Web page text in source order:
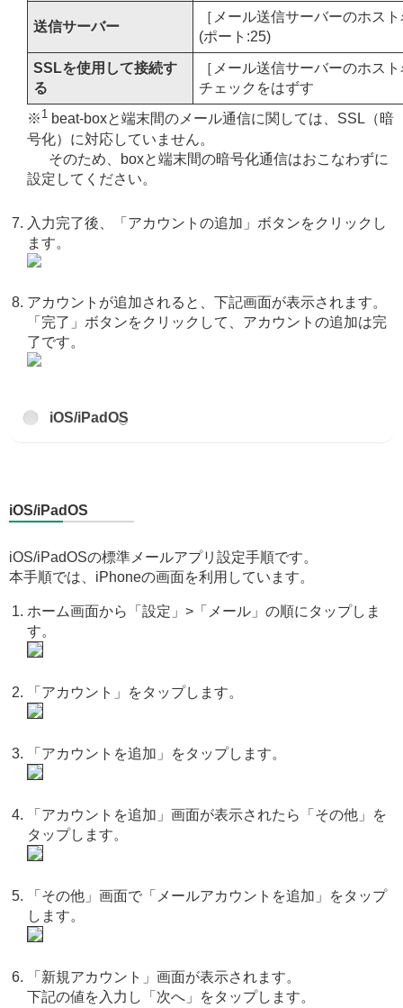
送信サーバー
［メール送信サーバーのホス
(ポート:25)
SSLを使用して接続す
る
［メール送信サーバーのホス
チェックをはずす
※ 1 beat-boxと端末間のメール通信に関しては、SSL（暗
号化）に対応していません。
そのため、boxと端末間の暗号化通信はおこなわずに
設定してください。
入力完了後、「アカウントの追加」ボタンをクリックし
ます。
アカウントが追加されると、下記画面が表示されます。
「完了」ボタンをクリックして、アカウントの追加は完
了です。
iOS/iPadOS
iOS/iPadOS
iOS/iPadOSの標準メールアプリ設定手順です。
本手順では、iPhoneの画面を利用しています。
ホーム画面から「設定」>「メール」の順にタップしま
す。
「アカウント」をタップします。
「アカウントを追加」をタップします。
「アカウントを追加」画面が表示されたら「その他」を
タップします。
「その他」画面で「メールアカウントを追加」をタップ
します。
「新規アカウント」画面が表示されます。
下記の値を入力し「次へ」をタップします。